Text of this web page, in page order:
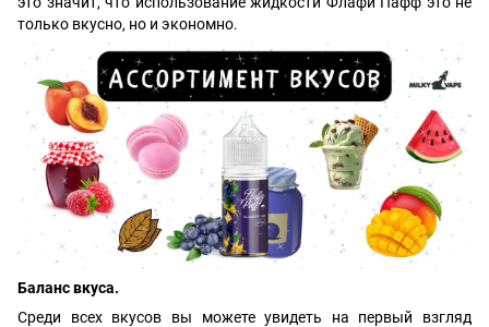
только вкусно, но и экономно.
Баланс вкуса.
Среди всех вкусов вы можете увидеть на первый взгляд